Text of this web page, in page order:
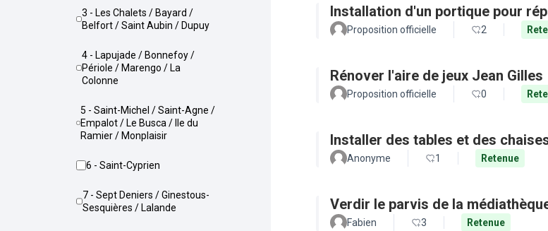
3 - Les Chalets / Bayard /
Belfort / Saint Aubin / Dupuy
4 - Lapujade / Bonnefoy /
Périole / Marengo / La
Colonne
5 - Saint-Michel / Saint-Agne /
Empalot / Le Busca / Ile du
Ramier / Monplaisir
6 - Saint-Cyprien
7 - Sept Deniers / Ginestous-
Sesquières / Lalande
Installation d'un portique pour
Proposition officielle 2
Rénover l'aire de jeux Jean Gilles
Proposition officielle 0
Installer des tables et des
Anonyme 1 Retenue
Verdir le parvis de la
Fabien 3 Retenue